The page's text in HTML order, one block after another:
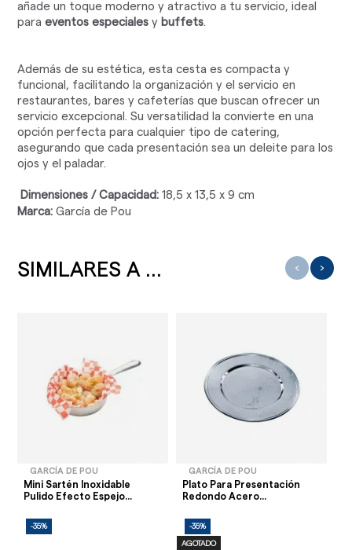
añade un toque moderno y atractivo a tu servicio, ideal
paraeventos especiales y buffets.
Además de su estética, esta cesta es compacta y
funcional, facilitando la organización y el servicio en
restaurantes, bares y cafeterías que buscan ofrecer un
servicio excepcional. Su versatilidad la convierte en una
opción perfecta para cualquier tipo de catering,
asegurando que cada presentación sea un deleite para los
ojos y el paladar.
Dimensiones / Capacidad: 18,5 x 13,5 x 9 cm
Marca: García de Pou
SIMILARES A ...
GARCÍA DE POU
Mini Sartén Inoxidable
Pulido Efecto Espejo...
-35%
GARCÍA DE POU
Plato Para Presentación
Redondo Acero...
-35%
AGOTADO
‹ ›